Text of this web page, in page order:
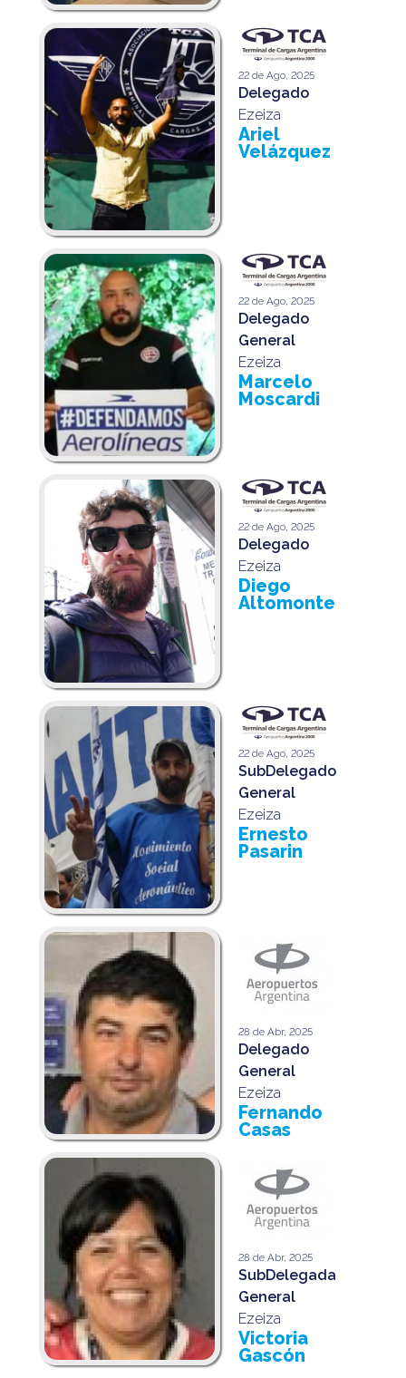
22 de Ago, 2025
Delegado
Ezeiza
Ariel
Velázquez
22 de Ago, 2025
Delegado
General
Ezeiza
Marcelo
Moscardi
22 de Ago, 2025
Delegado
Ezeiza
Diego
Altomonte
22 de Ago, 2025
SubDelegado
General
Ezeiza
Ernesto
Pasarin
28 de Abr, 2025
Delegado
General
Ezeiza
Fernando
Casas
28 de Abr, 2025
SubDelegada
General
Ezeiza
Victoria
Gascón